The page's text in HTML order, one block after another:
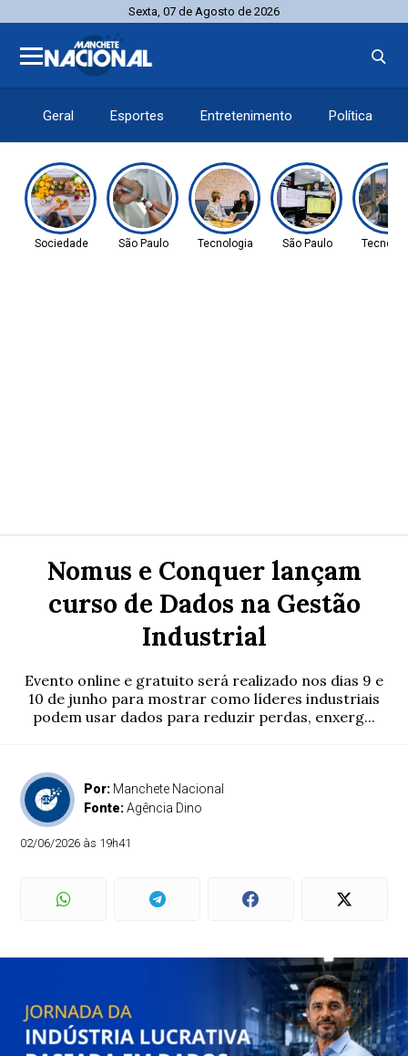
Sexta, 07 de Agosto de 2026
Geral Esportes Entretenimento Política
Sociedade São Paulo Tecnologia São Paulo
Nomus e Conquer lançam
curso de Dados na Gestão
Industrial
Evento online e gratuito será realizado nos dias 9 e
10 de junho para mostrar como líderes industriais
podem usar dados para reduzir perdas, enxerg...
Por: Manchete Nacional
Fonte:Agência Dino
02/06/2026 às 19h41